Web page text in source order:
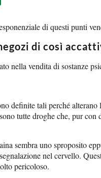
di questi punti
di così
nella vendita di sostanze
definite tali perché
tutte droghe che, pur
sembra uno sproposito
nel cervello.
pericoloso.